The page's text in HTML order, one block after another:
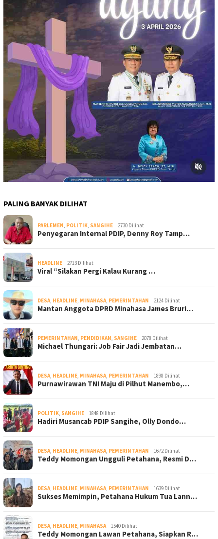
PALING BANYAK DILIHAT
PARLEMEN POLITIK SANGIHE 2730 Dilihat
Penyegaran Internal PDIP, Denny Roy Tamp…
HEADLINE 2713 Dilihat
Viral “Silakan Pergi Kalau Kurang …
DESA HEADLINE MINAHASA PEMERINTAHAN 2124 Dilihat
Mantan Anggota DPRD Minahasa James Bruri…
PEMERINTAHAN PENDIDIKAN SANGIHE 2078 Dilihat
Michael Thungari: Job Fair Jadi Jembatan…
DESA HEADLINE MINAHASA PEMERINTAHAN 1898 Dilihat
Purnawirawan TNI Maju di Pilhut Manembo,…
POLITIK SANGIHE 1848 Dilihat
Hadiri Musancab PDIP Sangihe, Olly Dondo…
DESA HEADLINE MINAHASA PEMERINTAHAN 1672 Dilihat
Teddy Momongan Ungguli Petahana, Resmi D…
DESA HEADLINE MINAHASA PEMERINTAHAN 1639 Dilihat
Sukses Memimpin, Petahana Hukum Tua Lann…
DESA HEADLINE MINAHASA 1540 Dilihat
Teddy Momongan Lawan Petahana, Siapkan R…